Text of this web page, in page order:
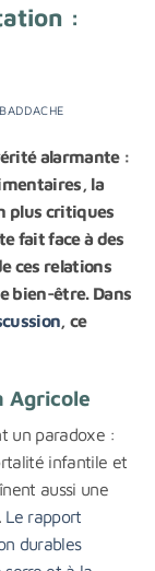
:
alarmante :
la
plus critiques
fait face à des
ces relations
bien-être. Dans
, ce
Agricole
un paradoxe :
infantile et
aussi une
Le rapport
durables